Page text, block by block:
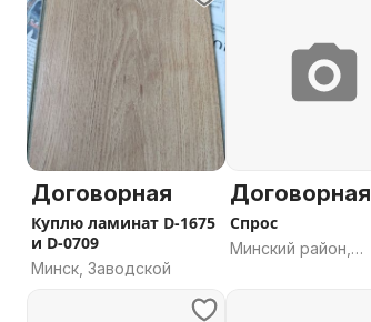
Договорная
Куплю ламинат D-1675
и D-0709
Минск, Заводской
Договорная
Спрос
Минский район,